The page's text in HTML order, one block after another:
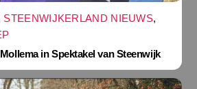
STEENWIJKERLAND NIEUWS,
in Spektakel van Steenwijk